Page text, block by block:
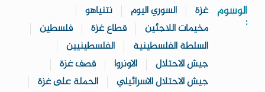
الوسوم
:
غزة السوري اليوم
نتنياهو
مخيمات اللاجئين
قطاع غزة
فلسطين
السلطة الفلسطينية
الفلسطينيين
جيش الاحتلال
الاونروا
قصف غزة
جيش الاحتلال الاسرائيلي
الحملة على غزة